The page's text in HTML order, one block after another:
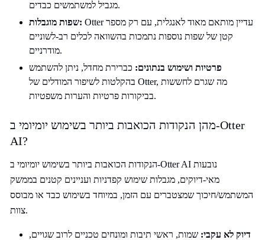
מגביל למשתמשים כבדים.
שפות מוגבלות: Otter עדיין מותאם מאוד לאנגלית, עם רק מספר
קטן של שפות נוספות נתמכות בהשוואה לכלים רב-לשוניים
מודרניים.
פרטיות ושימוש בנתונים: כברירת מחדל, ניתן להשתמש
בהקלטות לשיפור המודלים של Otter, מה שגרם לחששות
בביקורות פרטיות והערות משפטיות.
מהן הנקודות הכואבות ביותר בשימוש יומיומי ב-Otter
AI?
הנקודות הכואבות ביותר בשימוש יומיומי ב-Otter AI נובעות
מאי-דיוקים, מגבלות שימוש קפדניות ועניינים קטנים בממשק
המשתמש/חיכוך שמצטברים עם הזמן, במיוחד בשימוש כבד או מבוסס
צוות.
דיוק לא עקבי: שמות, ראשי תיבות ומונחים טכניים לרוב שגויים,